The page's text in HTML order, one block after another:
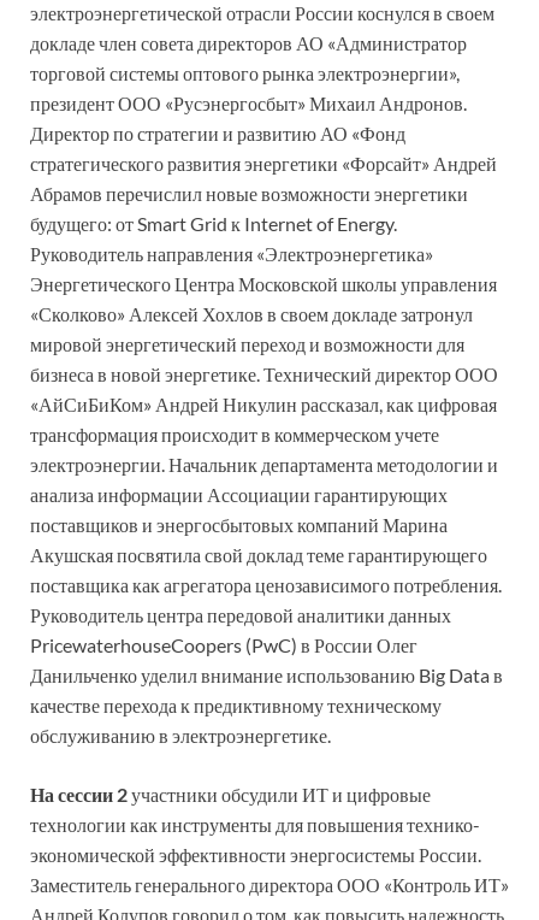
электроэнергетической отрасли России коснулся в своем
докладе член совета директоров АО «Администратор
торговой системы оптового рынка электроэнергии»,
президент ООО «Русэнергосбыт» Михаил Андронов.
Директор по стратегии и развитию АО «Фонд
стратегического развития энергетики «Форсайт» Андрей
Абрамов перечислил новые возможности энергетики
будущего: от Smart Grid к Internet of Energy.
Руководитель направления «Электроэнергетика»
Энергетического Центра Московской школы управления
«Сколково» Алексей Хохлов в своем докладе затронул
мировой энергетический переход и возможности для
бизнеса в новой энергетике. Технический директор ООО
«АйСиБиКом» Андрей Никулин рассказал, как цифровая
трансформация происходит в коммерческом учете
электроэнергии. Начальник департамента методологии и
анализа информации Ассоциации гарантирующих
поставщиков и энергосбытовых компаний Марина
Акушская посвятила свой доклад теме гарантирующего
поставщика как агрегатора ценозависимого потребления.
Руководитель центра передовой аналитики данных
PricewaterhouseCoopers (PwC) в России Олег
Данильченко уделил внимание использованию Big Data в
качестве перехода к предиктивному техническому
обслуживанию в электроэнергетике.
На сессии 2участники обсудили ИТ и цифровые
технологии как инструменты для повышения технико-
экономической эффективности энергосистемы России.
Заместитель генерального директора ООО «Контроль ИТ»
Андрей Колупов говорил о том, как повысить надежность